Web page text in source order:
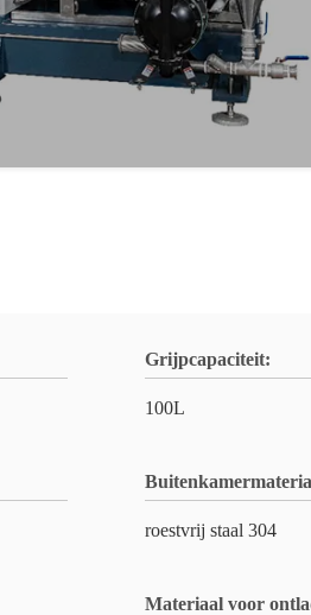
Grijpcapaciteit:
100L
roestvrij staal 304
Materiaal voor